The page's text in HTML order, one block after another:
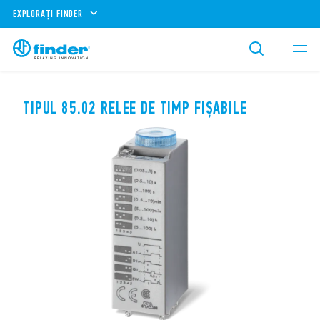
EXPLORAȚI FINDER
TIPUL 85.02 RELEE DE TIMP FIȘABILE